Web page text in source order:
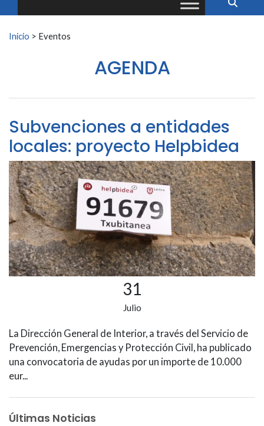
Buscar:
Inicio > Eventos
AGENDA
Subvenciones a entidades
locales: proyecto Helpbidea
31
Julio
La Dirección General de Interior, a través del Servicio de
Prevención, Emergencias y Protección Civil, ha publicado
una convocatoria de ayudas por un importe de 10.000
eur...
Últimas Noticias